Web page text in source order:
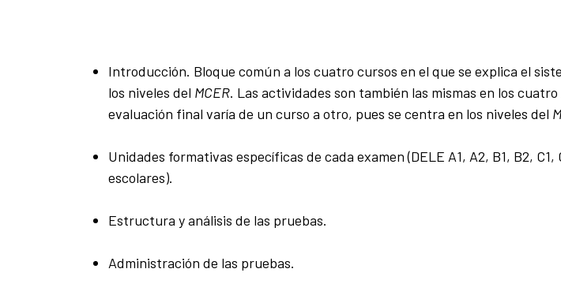
Introducción. Bloque común a los cuatro cursos en el que se explica el
los niveles del MCER. Las actividades son también las mismas en los
evaluación final varía de un curso a otro, pues se centra en los niveles del
Unidades formativas específicas de cada examen (DELE A1, A2, B1, B2,
escolares).
Estructura y análisis de las pruebas.
Administración de las pruebas.